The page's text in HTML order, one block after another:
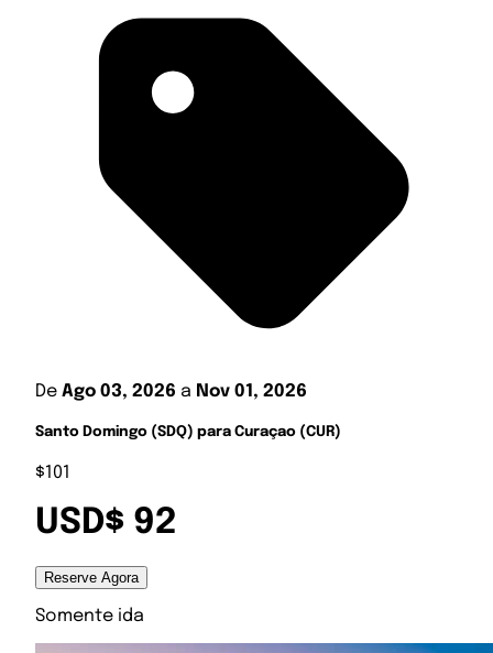
De Ago 03, 2026 a Nov 01, 2026
Santo Domingo (SDQ) para Curaçao (CUR)
$101
USD$ 92
Reserve Agora
Somente ida